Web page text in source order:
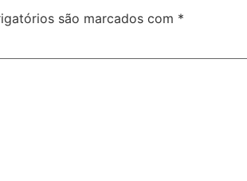
são marcados com *